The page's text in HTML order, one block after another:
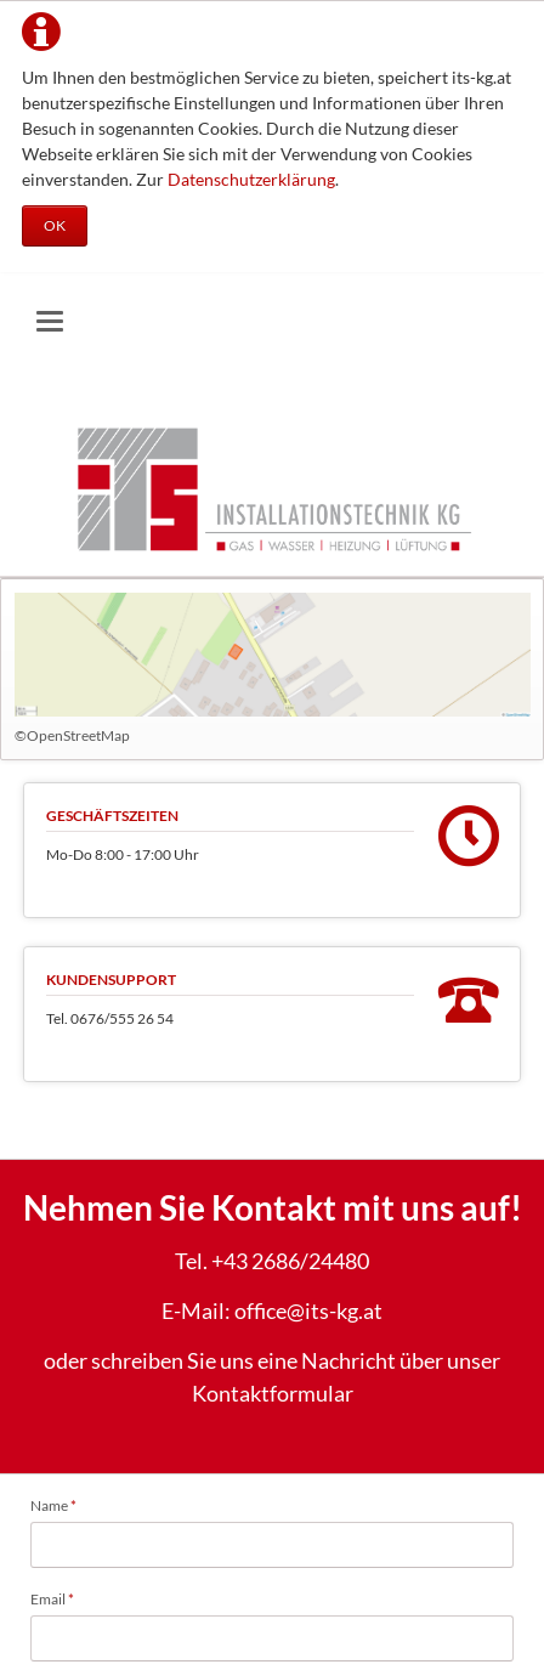
Um Ihnen den bestmöglichen Service zu bieten, speichert its-kg.at
benutzerspezifische Einstellungen und Informationen über Ihren
Besuch in sogenannten Cookies. Durch die Nutzung dieser
Webseite erklären Sie sich mit der Verwendung von Cookies
einverstanden. Zur Datenschutzerklärung.
OK
©OpenStreetMap
GESCHÄFTSZEITEN
Mo-Do 8:00 - 17:00 Uhr
KUNDENSUPPORT
Tel. 0676/555 26 54
Nehmen Sie Kontakt mit uns auf!
Tel. +43 2686/24480
E-Mail: office@its-kg.at
oder schreiben Sie uns eine Nachricht über unser
Kontaktformular
Pflichtfeld
Name*
Pflichtfeld
Email *